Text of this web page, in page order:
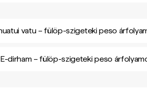
vatu – fülöp-szigeteki peso
dirham – fülöp-szigeteki peso